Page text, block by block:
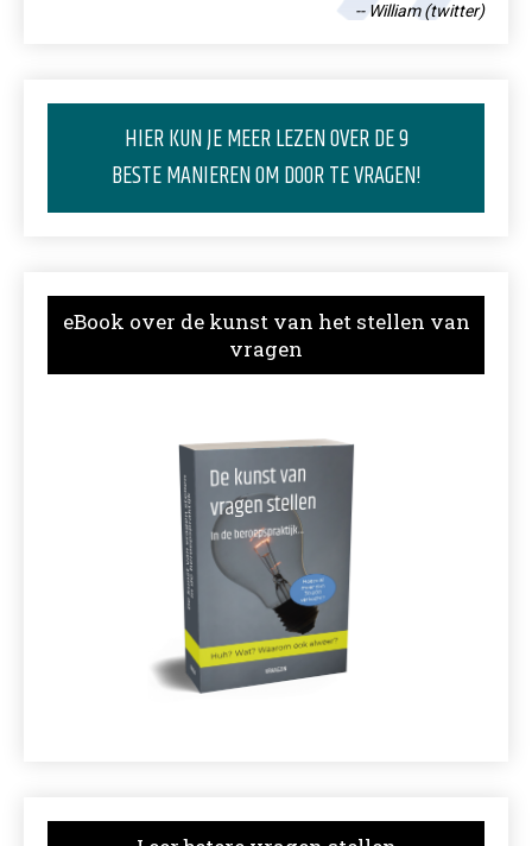
-- William (twitter)
HIER KUN JE MEER LEZEN OVER DE 9
BESTE MANIEREN OM DOOR TE VRAGEN!
eBook over de kunst van het stellen van
vragen